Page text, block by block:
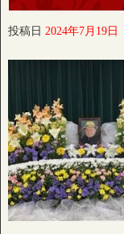
投稿日 2024年7月19日